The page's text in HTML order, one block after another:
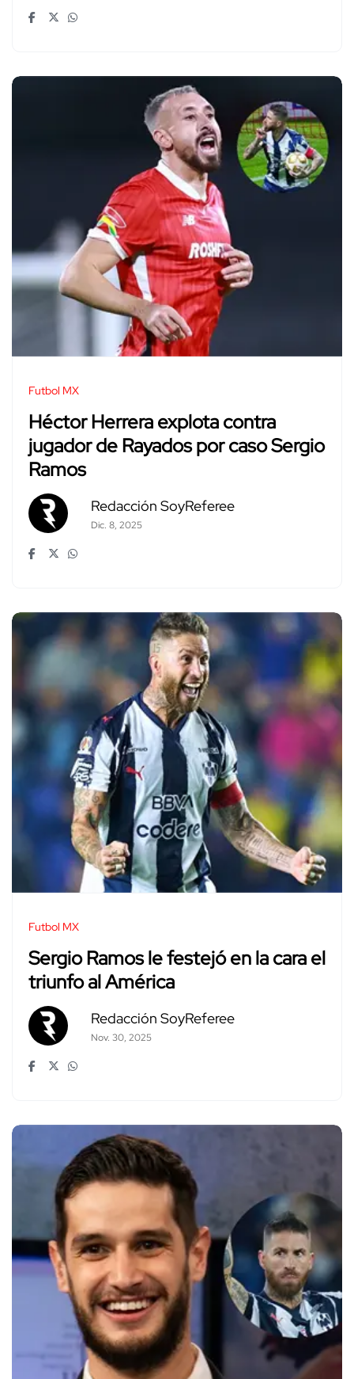
Futbol MX
Héctor Herrera explota contra
jugador de Rayados por caso Sergio
Ramos
Redacción SoyReferee
Dic. 8, 2025
Futbol MX
Sergio Ramos le festejó en la cara el
triunfo al América
Redacción SoyReferee
Nov. 30, 2025